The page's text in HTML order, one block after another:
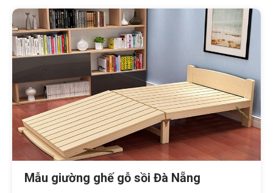
Mẫu giường ghế gỗ sồi Đà Nẵng